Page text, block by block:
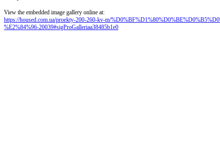
View the embedded image gallery online at:
https://housed.com.ua/proekty-200-260-kv-m/
%E2%84%96-20039#sigProGalleriaa38485b1e0